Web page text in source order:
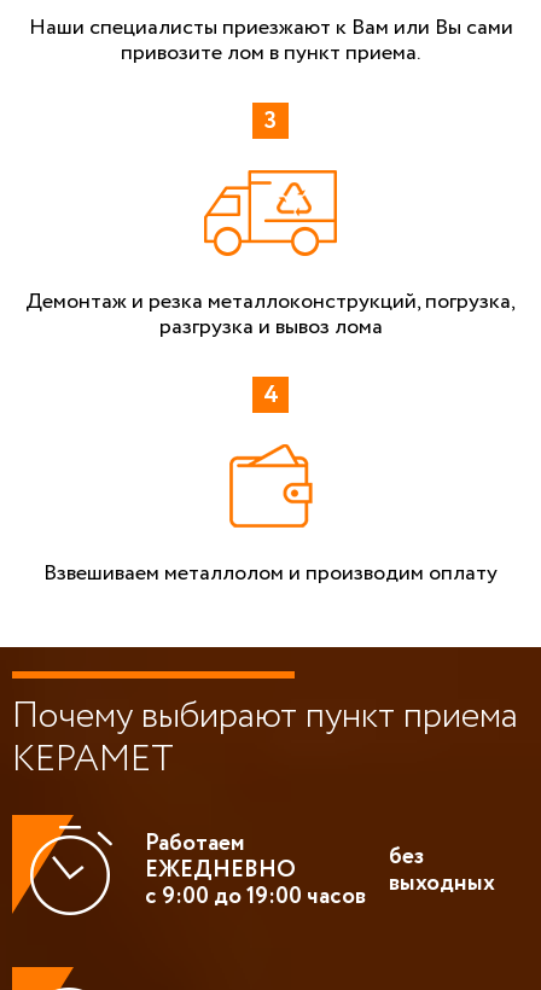
Наши специалисты приезжают к Вам или Вы сами
привозите лом в пункт приема.
Демонтаж и резка металлоконструкций, погрузка,
разгрузка и вывоз лома
Взвешиваем металлолом и производим оплату
Почему выбирают пункт приема
КЕРАМЕТ
Работаем
ЕЖЕДНЕВНО
с 9:00 до 19:00 часов
без
выходных